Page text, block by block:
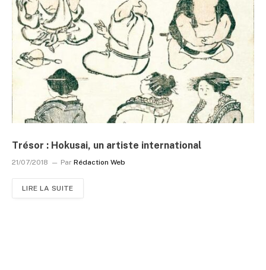
Trésor : Hokusai, un artiste international
21/07/2018 Par Rédaction Web
LIRE LA SUITE